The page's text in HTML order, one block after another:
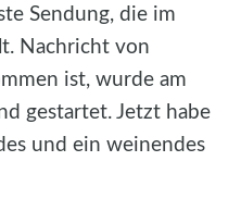
Sendung, die im
Nachricht von
ist, wurde am
gestartet. Jetzt habe
und ein weinendes